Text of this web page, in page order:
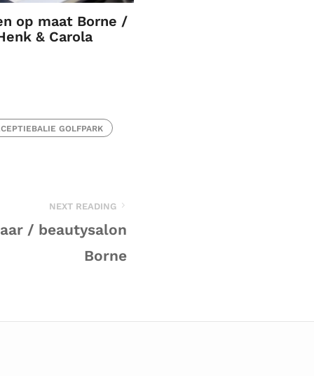
op maat Borne /
& Carola
GOLFPARK
NEXT READING
/ beautysalon
Borne